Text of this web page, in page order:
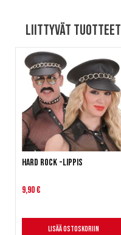
Liittyvät tuotteet
Hard rock -lippis
9,90 €
Lisää ostoskoriin